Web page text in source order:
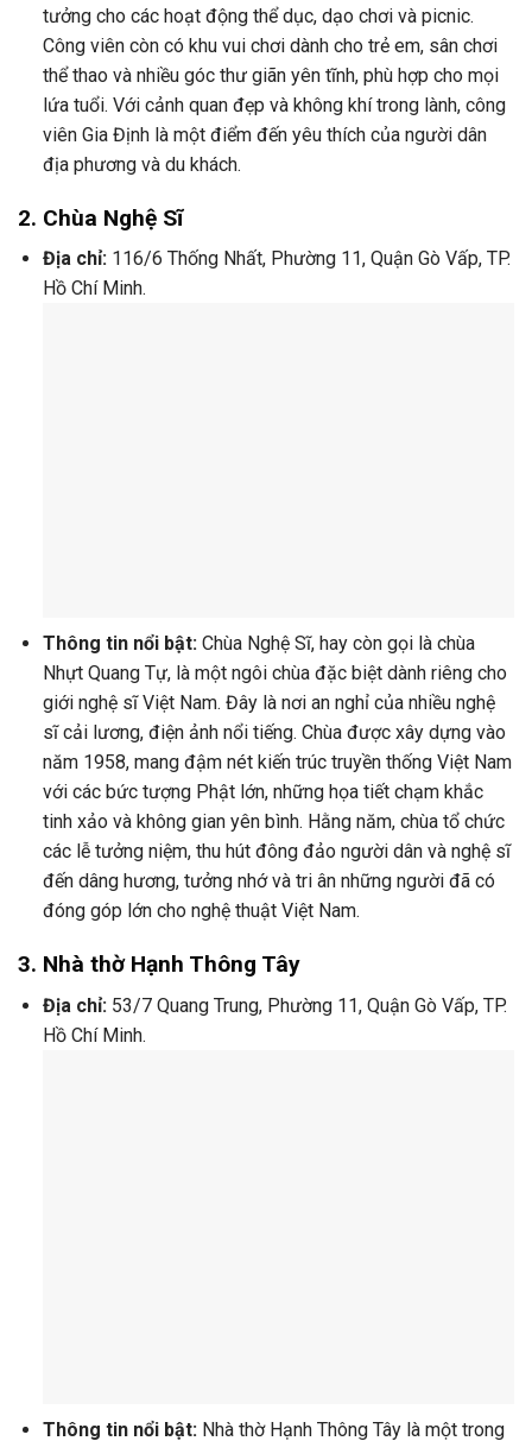
tưởng cho các hoạt động thể dục, dạo chơi và picnic.
Công viên còn có khu vui chơi dành cho trẻ em, sân chơi
thể thao và nhiều góc thư giãn yên tĩnh, phù hợp cho mọi
lứa tuổi. Với cảnh quan đẹp và không khí trong lành, công
viên Gia Định là một điểm đến yêu thích của người dân
địa phương và du khách.
2. Chùa Nghệ Sĩ
Địa chỉ:116/6 Thống Nhất, Phường 11, Quận Gò Vấp, TP.
Hồ Chí Minh.
Thông tin nổi bật:Chùa Nghệ Sĩ, hay còn gọi là chùa
Nhựt Quang Tự, là một ngôi chùa đặc biệt dành riêng cho
giới nghệ sĩ Việt Nam. Đây là nơi an nghỉ của nhiều nghệ
sĩ cải lương, điện ảnh nổi tiếng. Chùa được xây dựng vào
năm 1958, mang đậm nét kiến trúc truyền thống Việt Nam
với các bức tượng Phật lớn, những họa tiết chạm khắc
tinh xảo và không gian yên bình. Hằng năm, chùa tổ chức
các lễ tưởng niệm, thu hút đông đảo người dân và nghệ sĩ
đến dâng hương, tưởng nhớ và tri ân những người đã có
đóng góp lớn cho nghệ thuật Việt Nam.
3. Nhà thờ Hạnh Thông Tây
Địa chỉ:53/7 Quang Trung, Phường 11, Quận Gò Vấp, TP.
Hồ Chí Minh.
Thông tin nổi bật:Nhà thờ Hạnh Thông Tây là một trong